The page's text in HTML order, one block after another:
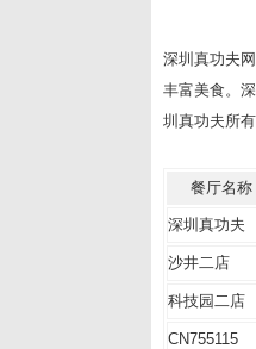
深圳真功夫
丰富美食。
圳真功夫所
餐厅名称
深圳真功夫
沙井二店
科技园二店
CN755115